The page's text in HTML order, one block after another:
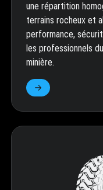
une répartition
terrains rocheux et
performance,
les professionnels
minière.